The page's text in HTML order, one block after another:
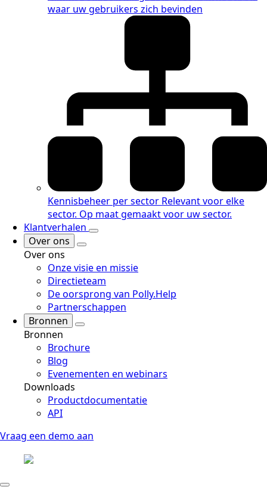
waar uw gebruikers zich bevinden
Kennisbeheer per sector Relevant voor elke
sector. Op maat gemaakt voor uw sector.
Klantverhalen
Over ons
Over ons
Onze visie en missie
Directieteam
De oorsprong van Polly.Help
Partnerschappen
Bronnen
Bronnen
Brochure
Blog
Evenementen en webinars
Downloads
Productdocumentatie
API
Vraag een demo aan